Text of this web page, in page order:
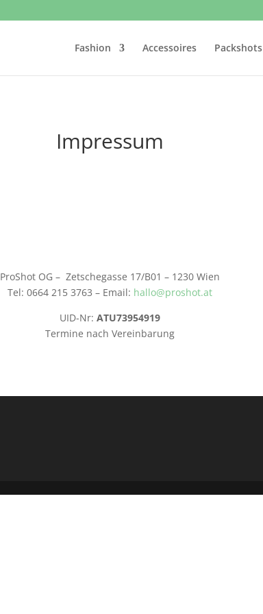
Fashion Accessoires Packshots
Impressum
ProShot OG – Zetschegasse 17/B01 – 1230 Wien
Tel: 0664 215 3763 – Email: hallo@proshot.at
UID-Nr: ATU73954919
Termine nach Vereinbarung